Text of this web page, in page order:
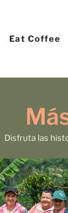
Eat Coffee
Disfruta las